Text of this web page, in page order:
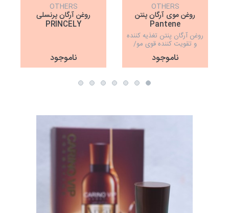
OTHERS
روغن موی آرگان پنتن
Pantene
روغن آرگان پنتن تغذیه کننده
و تقویت کننده قوی مو/
حجم100میل
ناموجود
OTHERS
روغن آرگان پرنسلی
PRINCELY
ناموجود